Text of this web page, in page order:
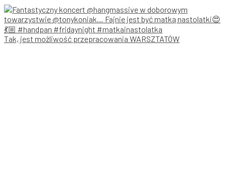
Tak, jest możliwość przepracowania WARSZTATÓW